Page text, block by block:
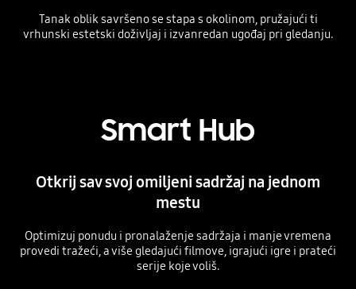
Tanak oblik savršeno se stapa s okolinom, pružajući ti
vrhunski estetski doživljaj i izvanredan ugođaj pri gledanju.
Smart Hub
Otkrij sav svoj omiljeni sadržaj na jednom
mestu
Optimizuj ponudu i pronalaženje sadržaja i manje vremena
provedi tražeći, a više gledajući filmove, igrajući igre i prateći
serije koje voliš.